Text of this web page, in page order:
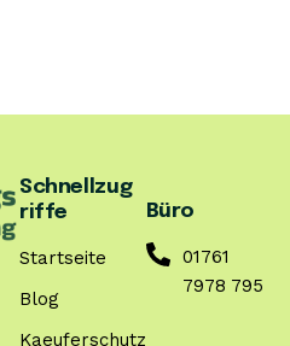
Schnellzug
riffe
Startseite
Blog
Kaeuferschutz
Büro
01761
7978 795